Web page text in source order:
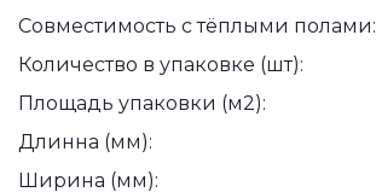
Совместимость с тёплыми полами:
Количество в упаковке (шт):
Площадь упаковки (м2):
Длинна (мм):
Ширина (мм):